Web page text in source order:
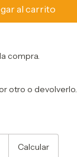
compra.
otro o devolverlo.
Calcular